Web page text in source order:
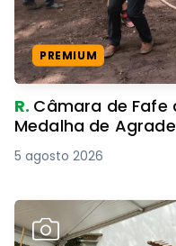
PREMIUM
R. Câmara de Fafe
Medalha de
5 agosto 2026